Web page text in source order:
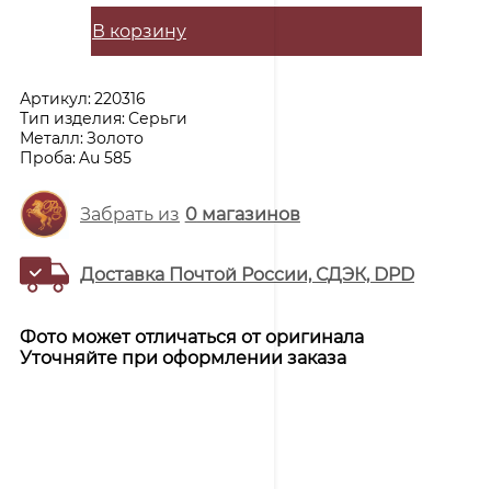
В корзину
Артикул:220316
Тип изделия:Серьги
Металл:Золото
Проба:Au 585
Забрать из 0магазинов
Доставка Почтой России, СДЭК, DPD
Фото может отличаться от оригинала
Уточняйте при оформлении заказа